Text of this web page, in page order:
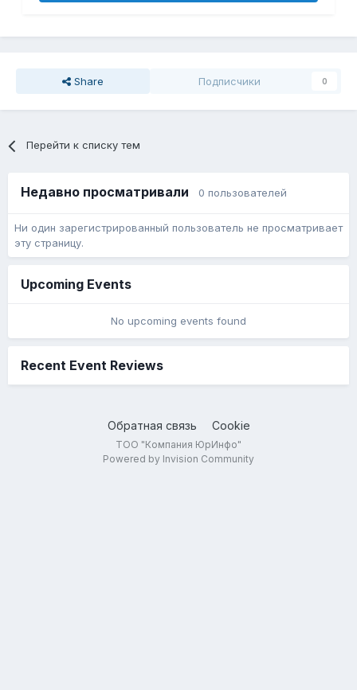
Share Подписчики 0
Перейти к списку тем
Недавно просматривали 0 пользователей
Ни один зарегистрированный пользователь не просматривает
эту страницу.
Upcoming Events
No upcoming events found
Recent Event Reviews
Обратная связь Cookie
ТОО "Компания ЮрИнфо"
Powered by Invision Community